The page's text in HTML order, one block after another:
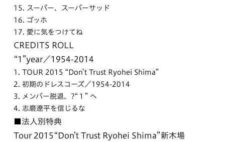
15. スーパー、スーパーサッド
16. ゴッホ
17. 愛に気をつけてね
CREDITS ROLL
“1”year／1954-2014
1. TOUR 2015 “Don’t Trust Ryohei Shima”
2. 初期のドレスコーズ／1954-2014
3. メンバー脱退、?“１” へ
4. 志磨遼平を信じるな
■法人別特典
Tour 2015“Don’t Trust Ryohei Shima”新木場